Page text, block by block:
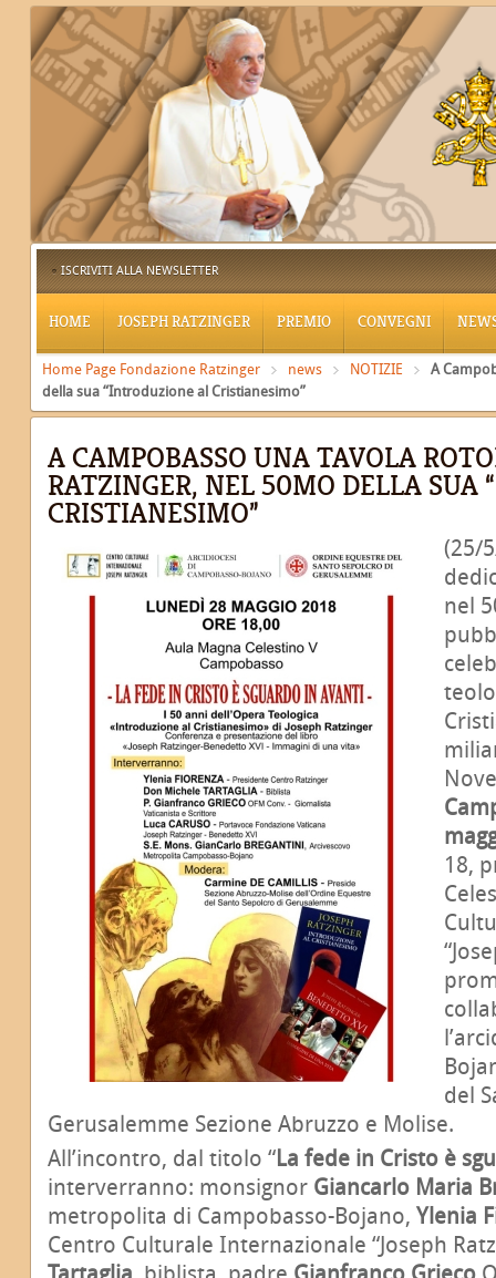
ISCRIVITI ALLA NEWSLETTER
HOME JOSEPH RATZINGER PREMIO CONVEGNI
Home Page Fondazione Ratzinger news NOTIZIE
A
della sua “Introduzione al Cristianesimo”
A CAMPOBASSO UNA TAVOLA
RATZINGER, NEL 50MO DELLA SUA
CRISTIANESIMO”
(25/
nel
18,
del
Gerusalemme Sezione Abruzzo e Molise.
All’incontro, dal titolo “La fede in Cristo è
interverranno: monsignor Giancarlo Maria
metropolita di Campobasso-Bojano, Ylenia
Centro Culturale Internazionale “Joseph